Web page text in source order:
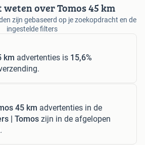
weten over Tomos 45 km
zijn gebaseerd op je zoekopdracht en de
ingestelde filters
km advertenties is 15,6%
45 km advertenties in de
| Tomos zijn in de afgelopen